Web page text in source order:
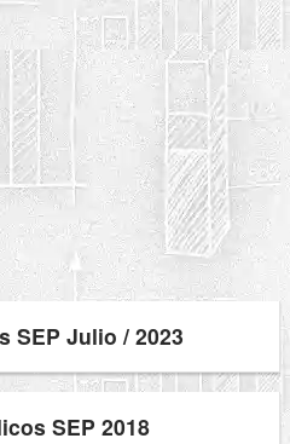
SEP Julio / 2023
SEP 2018